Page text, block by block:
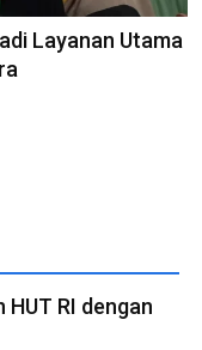
Layanan Utama
RI dengan